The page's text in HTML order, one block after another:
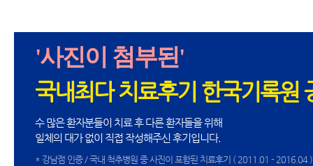
'사진이 첨부된'
국내최다 치료후기 한국기록원
수 많은 환자분들이 치료 후 다른 환자들을 위해
일체의 대가 없이 직접 작성해주신 후기입니다.
* 강남점 인증 / 국내 척추병원 중 사진이 포함된 치료후기 ( 2011.01 - 2016.04 )